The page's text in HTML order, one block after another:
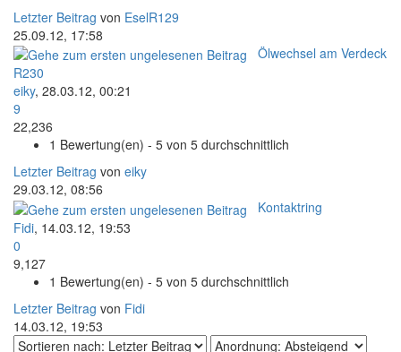
Letzter Beitrag von EselR129
25.09.12, 17:58
Ölwechsel am Verdeck
R230
eiky, 28.03.12, 00:21
9
22,236
1 Bewertung(en) - 5 von 5 durchschnittlich
Letzter Beitrag von eiky
29.03.12, 08:56
Kontaktring
Fidi, 14.03.12, 19:53
0
9,127
1 Bewertung(en) - 5 von 5 durchschnittlich
Letzter Beitrag von Fidi
14.03.12, 19:53